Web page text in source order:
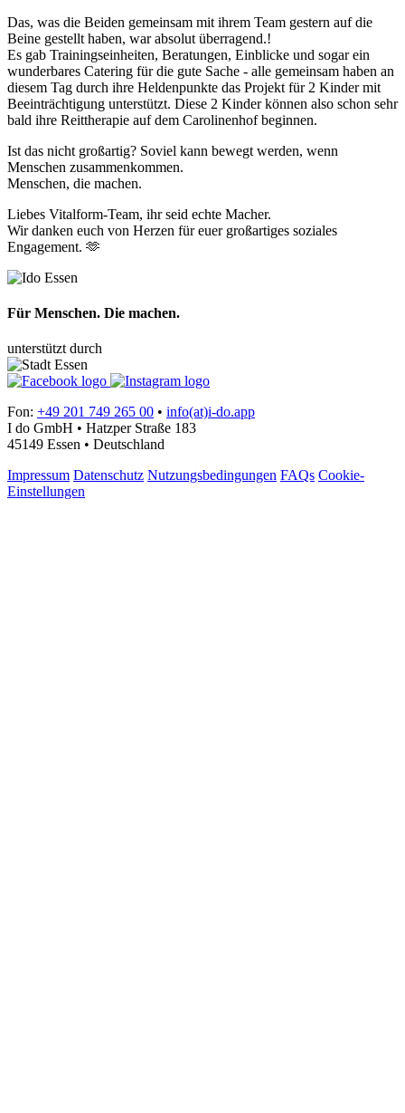
Das, was die Beiden gemeinsam mit ihrem Team gestern auf die
Beine gestellt haben, war absolut überragend.!
Es gab Trainingseinheiten, Beratungen, Einblicke und sogar ein
wunderbares Catering für die gute Sache - alle gemeinsam haben an
diesem Tag durch ihre Heldenpunkte das Projekt für 2 Kinder mit
Beeinträchtigung unterstützt. Diese 2 Kinder können also schon sehr
bald ihre Reittherapie auf dem Carolinenhof beginnen.
Ist das nicht großartig? Soviel kann bewegt werden, wenn
Menschen zusammenkommen.
Menschen, die machen.
Liebes Vitalform-Team, ihr seid echte Macher.
Wir danken euch von Herzen für euer großartiges soziales
Engagement. 🫶
Für Menschen. Die machen.
unterstützt durch
Fon: +49 201 749 265 00 • info(at)i-do.app
I do GmbH • Hatzper Straße 183
45149 Essen • Deutschland
Impressum Datenschutz Nutzungsbedingungen FAQs Cookie-
Einstellungen